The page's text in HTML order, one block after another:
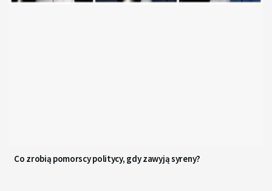
Co zrobią pomorscy politycy, gdy zawyją syreny?